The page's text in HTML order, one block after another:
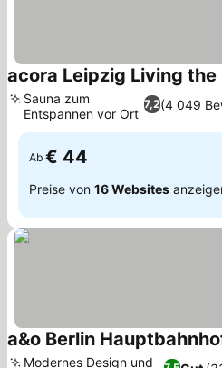
acora Leipzig Living the
7,2(4 049
Sauna zum
Entspannen vor Ort
Ab € 44
Preise von 16 Websites
a&o Berlin
Modernes Design und